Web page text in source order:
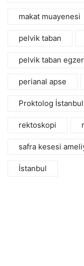
makat muayenesi
pelvik taban
pelvik taban
perianal apse
Proktolog İstanbul
rektoskopi
safra kesesi
İstanbul